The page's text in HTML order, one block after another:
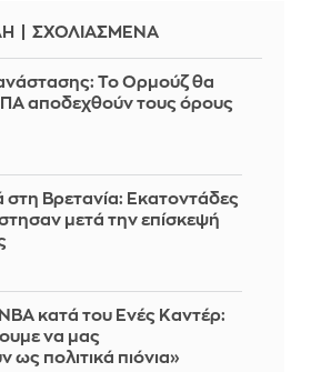
ΣΧΟΛΙΑΣΜΕΝΑ
Το Ορμούζ θα
αποδεχθούν τους όρους
Βρετανία: Εκατοντάδες
μετά την επίσκεψή
κατά του Ενές Καντέρ:
να μας
ως πολιτικά πιόνια»